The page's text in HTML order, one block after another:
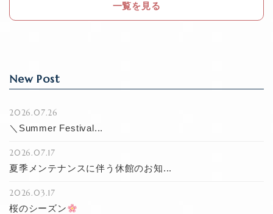
k
一覧を見る
New Post
2026.07.26
＼Summer Festival...
2026.07.17
夏季メンテナンスに伴う休館のお知...
2026.03.17
桜のシーズン